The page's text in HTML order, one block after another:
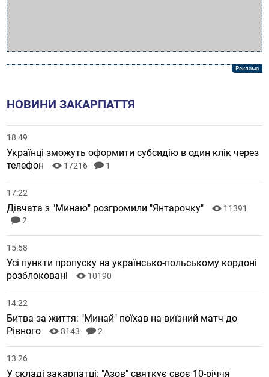
НОВИНИ ЗАКАРПАТТЯ
18:49
Українці зможуть оформити субсидію в один клік через
телефон
17216 1
17:22
Дівчата з "Минаю" розгромили "Янтарочку"
11391
2
15:58
Усі пункти пропуску на українсько-польському кордоні
розблоковані
10190
14:22
Битва за життя: "Минай" поїхав на виїзний матч до
Рівного
8143 2
13:26
У складі закарпатці: "Азов" святкує своє 10-річчя